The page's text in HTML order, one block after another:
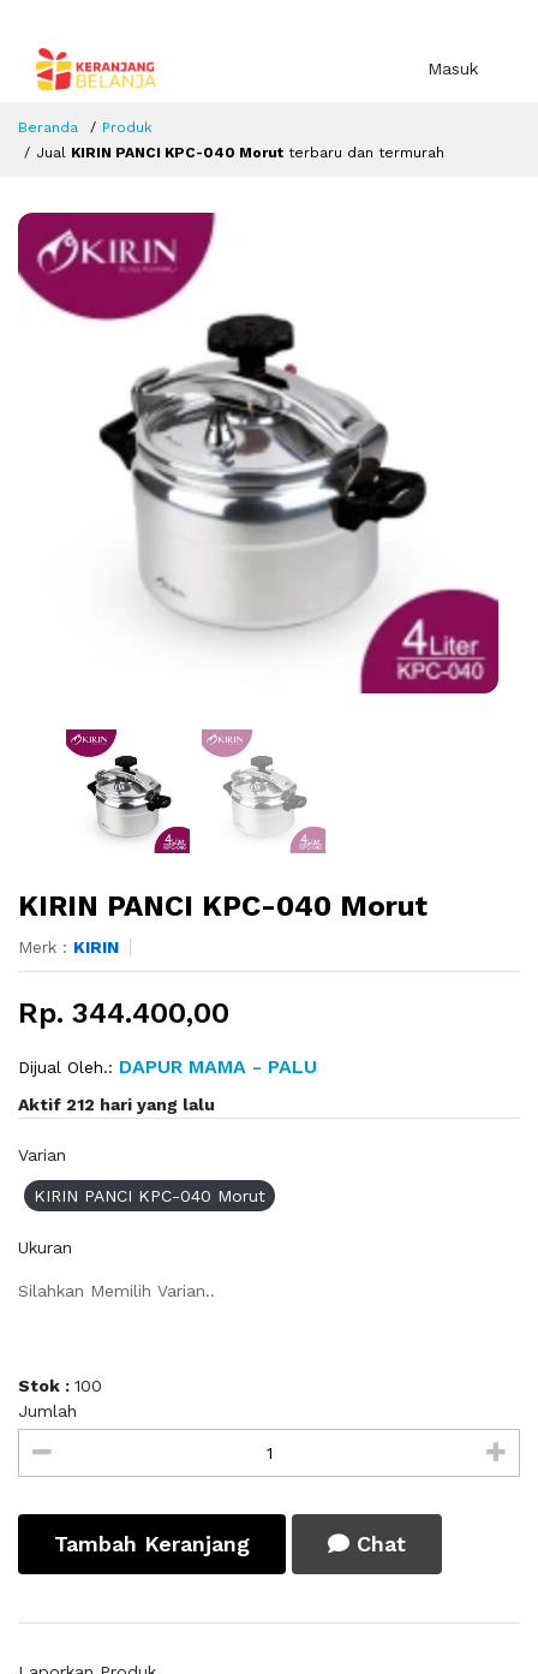
Masuk
Beranda
Produk
Jual KIRIN PANCI KPC-040 Morut terbaru dan termurah
KIRIN PANCI KPC-040 Morut
Merk : KIRIN
Rp. 344.400,00
Dijual Oleh.: DAPUR MAMA - PALU
Aktif 212 hari yang lalu
Varian
KIRIN PANCI KPC-040 Morut
Ukuran
Silahkan Memilih Varian..
Stok : 100
Jumlah
Tambah Keranjang Chat